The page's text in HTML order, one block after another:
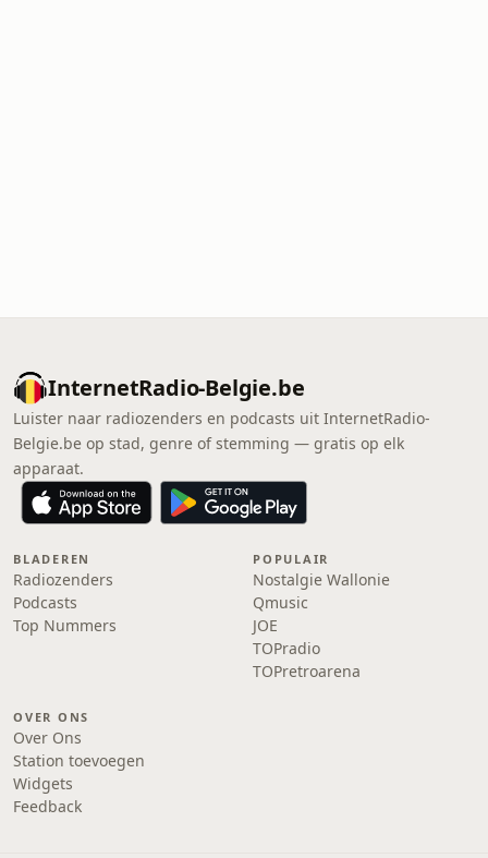
InternetRadio-Belgie.be
Luister naar radiozenders en podcasts uit InternetRadio-
Belgie.be op stad, genre of stemming — gratis op elk
apparaat.
BLADEREN
Radiozenders
Podcasts
Top Nummers
POPULAIR
Nostalgie Wallonie
Qmusic
JOE
TOPradio
TOPretroarena
OVER ONS
Over Ons
Station toevoegen
Widgets
Feedback